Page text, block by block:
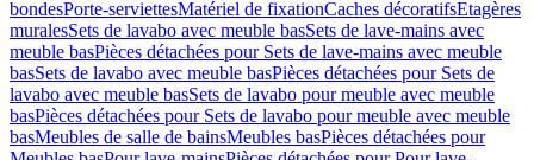
bondesPorte-serviettesMatériel de fixationCaches décoratifsEtagères
muralesSets de lavabo avec meuble basSets de lave-mains avec
meuble basPièces détachées pour Sets de lave-mains avec meuble
basSets de lavabo avec meuble basPièces détachées pour Sets de
lavabo avec meuble basSets de lavabo pour meuble avec meuble
basPièces détachées pour Sets de lavabo pour meuble avec meuble
basMeubles de salle de bainsMeubles basPièces détachées pour